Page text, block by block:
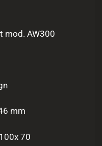
mod. AW300
mm
70